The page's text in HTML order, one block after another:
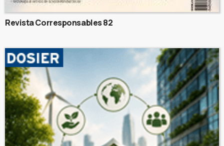
Revista Corresponsables 82